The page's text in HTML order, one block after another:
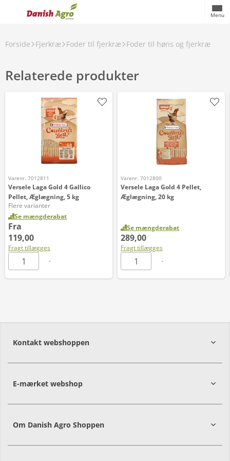
Menu
Forside Fjerkræ Foder til fjerkræ Foder til høns og fjerkræ
Relaterede produkter
Varenr. 7012811
Versele Laga Gold 4 Gallico
Pellet, Æglægning, 5 kg
Flere varianter
Se mængderabat
Fra
119,00
Fragt tillægges
Varenr. 7012800
Versele Laga Gold 4 Pellet,
Æglægning, 20 kg
Se mængderabat
289,00
Fragt tillægges
Kontakt webshoppen
E-mærket webshop
Om Danish Agro Shoppen